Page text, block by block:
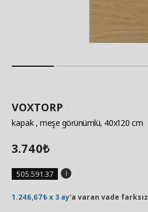
VOXTORP
kapak , meşe görünümlü, 40x120 cm
3.740₺
505.591.37
1.246,67₺ x 3 ay'a varan vade farksız